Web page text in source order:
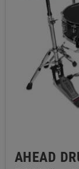
AHEAD